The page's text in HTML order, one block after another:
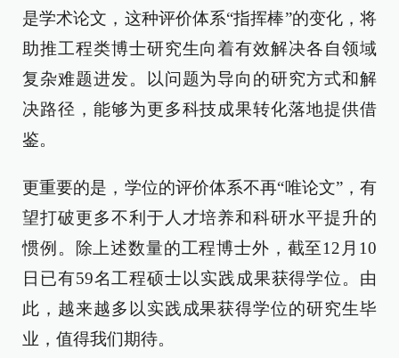
是学术论文，这种评价体系“指挥棒”的变化，将
助推工程类博士研究生向着有效解决各自领域
复杂难题进发。以问题为导向的研究方式和解
决路径，能够为更多科技成果转化落地提供借
鉴。
更重要的是，学位的评价体系不再“唯论文”，有
望打破更多不利于人才培养和科研水平提升的
惯例。除上述数量的工程博士外，截至12月10
日已有59名工程硕士以实践成果获得学位。由
此，越来越多以实践成果获得学位的研究生毕
业，值得我们期待。